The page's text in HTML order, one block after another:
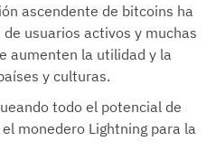
ascendente de bitcoins ha
usuarios activos y muchas
aumenten la utilidad y la
y culturas.
todo el potencial de
monedero Lightning para la